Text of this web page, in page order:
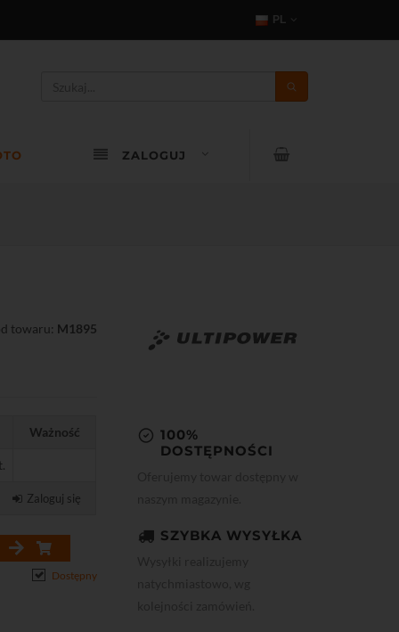
PL
ZALOGUJ
towaru: M1895
Ważność
Zaloguj się
Dostępny
100%
DOSTĘPNOŚCI
SZYBKA WYSYŁKA